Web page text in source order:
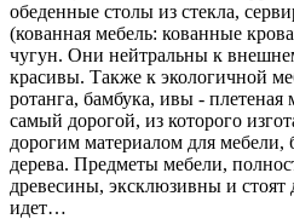
обеденные столы из стекла,
(кованная мебель: кованные
чугун. Они нейтральны к
красивы. Также к экологичной
ротанга, бамбука, ивы - плетеная
самый дорогой, из которого
дорогим материалом для мебели,
дерева. Предметы мебели,
древесины, эксклюзивны и стоят
идет…